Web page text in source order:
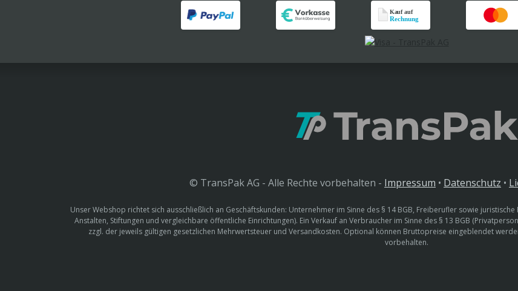
© TransPak AG - Alle Rechte vorbehalten - Impressum • Datenschutz •
Unser Webshop richtet sich ausschließlich an Geschäftskunden: Unternehmer im Sinne des § 14 BGB, Freiberufler sowie
Anstalten, Stiftungen und vergleichbare öffentliche Einrichtungen). Ein Verkauf an Verbraucher im Sinne des § 13 BGB
zzgl. der jeweils gültigen gesetzlichen Mehrwertsteuer und Versandkosten. Optional können Bruttopreise eingeblendet
vorbehalten.